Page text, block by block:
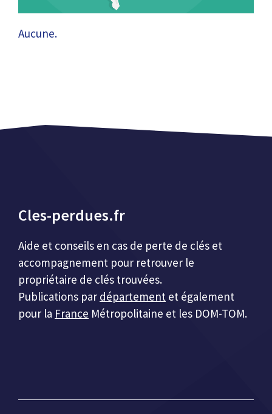
Aucune.
Cles-perdues.fr
Aide et conseils en cas de perte de clés et
accompagnement pour retrouver le
propriétaire de clés trouvées.
Publications par département et également
pour la France Métropolitaine et les DOM-TOM.